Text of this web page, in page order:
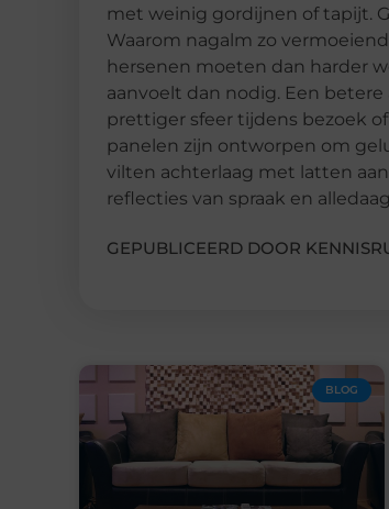
met weinig gordijnen of tapijt.
Waarom nagalm zo
hersenen moeten dan harder
aanvoelt dan nodig. Een
prettiger sfeer tijdens bezoek
panelen zijn ontworpen om
vilten achterlaag met latten
reflecties van spraak en
GEPUBLICEERD DOOR
BLOG